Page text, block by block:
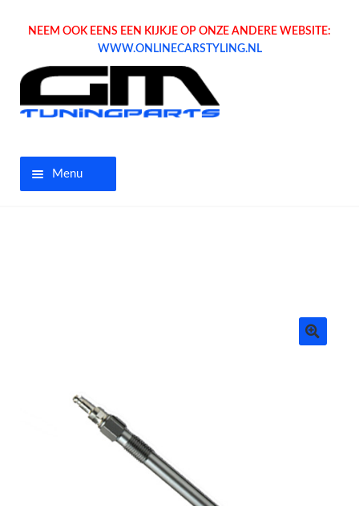
NEEM OOK EENS EEN KIJKJE OP ONZE ANDERE WEBSITE:
WWW.ONLINECARSTYLING.NL
Menu
OPC Line
Bedrijfswagen parts